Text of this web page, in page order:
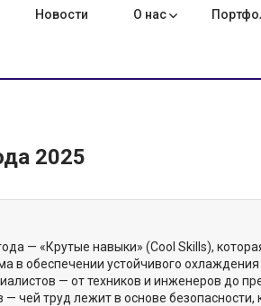
Новости О нас
2025
— «Крутые навыки» (Cool Skills),
в обеспечении устойчивого
— от техников и инженеров до
— чей труд лежит в основе